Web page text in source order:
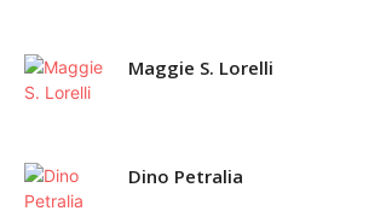
Maggie S. Lorelli
Dino Petralia